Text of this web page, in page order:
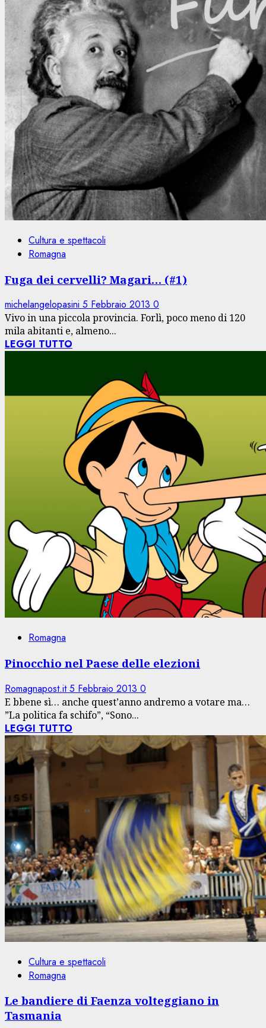
Cultura e spettacoli
Romagna
Fuga dei cervelli? Magari… (#1)
michelangelopasini 5 Febbraio 2013 0
Vivo in una piccola provincia. Forlì, poco meno di 120
mila abitanti e, almeno...
LEGGI TUTTO
Romagna
Pinocchio nel Paese delle elezioni
Romagnapost.it5 Febbraio 2013 0
E bbene sì… anche quest’anno andremo a votare ma…
”La politica fa schifo”, “Sono...
LEGGI TUTTO
Cultura e spettacoli
Romagna
Le bandiere di Faenza volteggiano in
Tasmania